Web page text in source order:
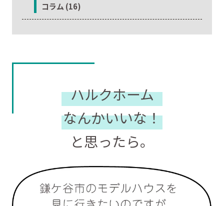
コラム (16)
ハルクホーム
なんかいいな！
と思ったら。